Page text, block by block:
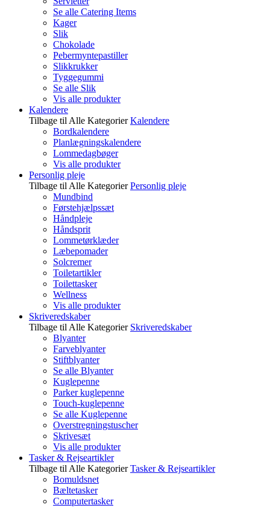
Se alle Catering Items
Kager
Slik
Chokolade
Pebermyntepastiller
Slikkrukker
Tyggegummi
Se alle Slik
Vis alle produkter
Kalendere
Tilbage til Alle Kategorier Kalendere
Bordkalendere
Planlægningskalendere
Lommedagbøger
Vis alle produkter
Personlig pleje
Tilbage til Alle Kategorier Personlig pleje
Mundbind
Førstehjælpssæt
Håndpleje
Håndsprit
Lommetørklæder
Læbepomader
Solcremer
Toiletartikler
Toilettasker
Wellness
Vis alle produkter
Skriveredskaber
Tilbage til Alle Kategorier Skriveredskaber
Blyanter
Farveblyanter
Stiftblyanter
Se alle Blyanter
Kuglepenne
Parker kuglepenne
Touch-kuglepenne
Se alle Kuglepenne
Overstregningstuscher
Skrivesæt
Vis alle produkter
Tasker & Rejseartikler
Tilbage til Alle Kategorier Tasker & Rejseartikler
Bomuldsnet
Bæltetasker
Computertasker